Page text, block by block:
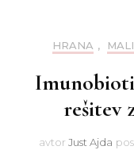
HRANA ,
rešitev
avtor Just Ajda